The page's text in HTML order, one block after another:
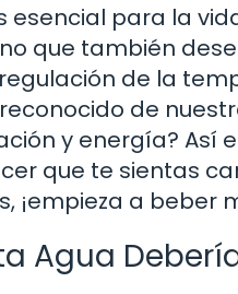
esencial para la
que también
de la
de
y energía? Así
que te sientas
¡empieza a beber
Agua